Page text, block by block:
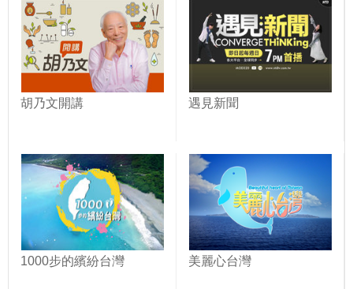
胡乃文開講 遇見新聞
1000步的繽紛台灣 美麗心台灣